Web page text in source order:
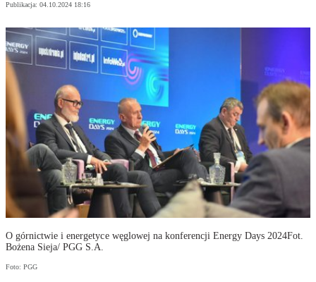
Publikacja: 04.10.2024 18:16
O górnictwie i energetyce węglowej na konferencji Energy Days 2024Fot.
Bożena Sieja/ PGG S.A.
Foto: PGG